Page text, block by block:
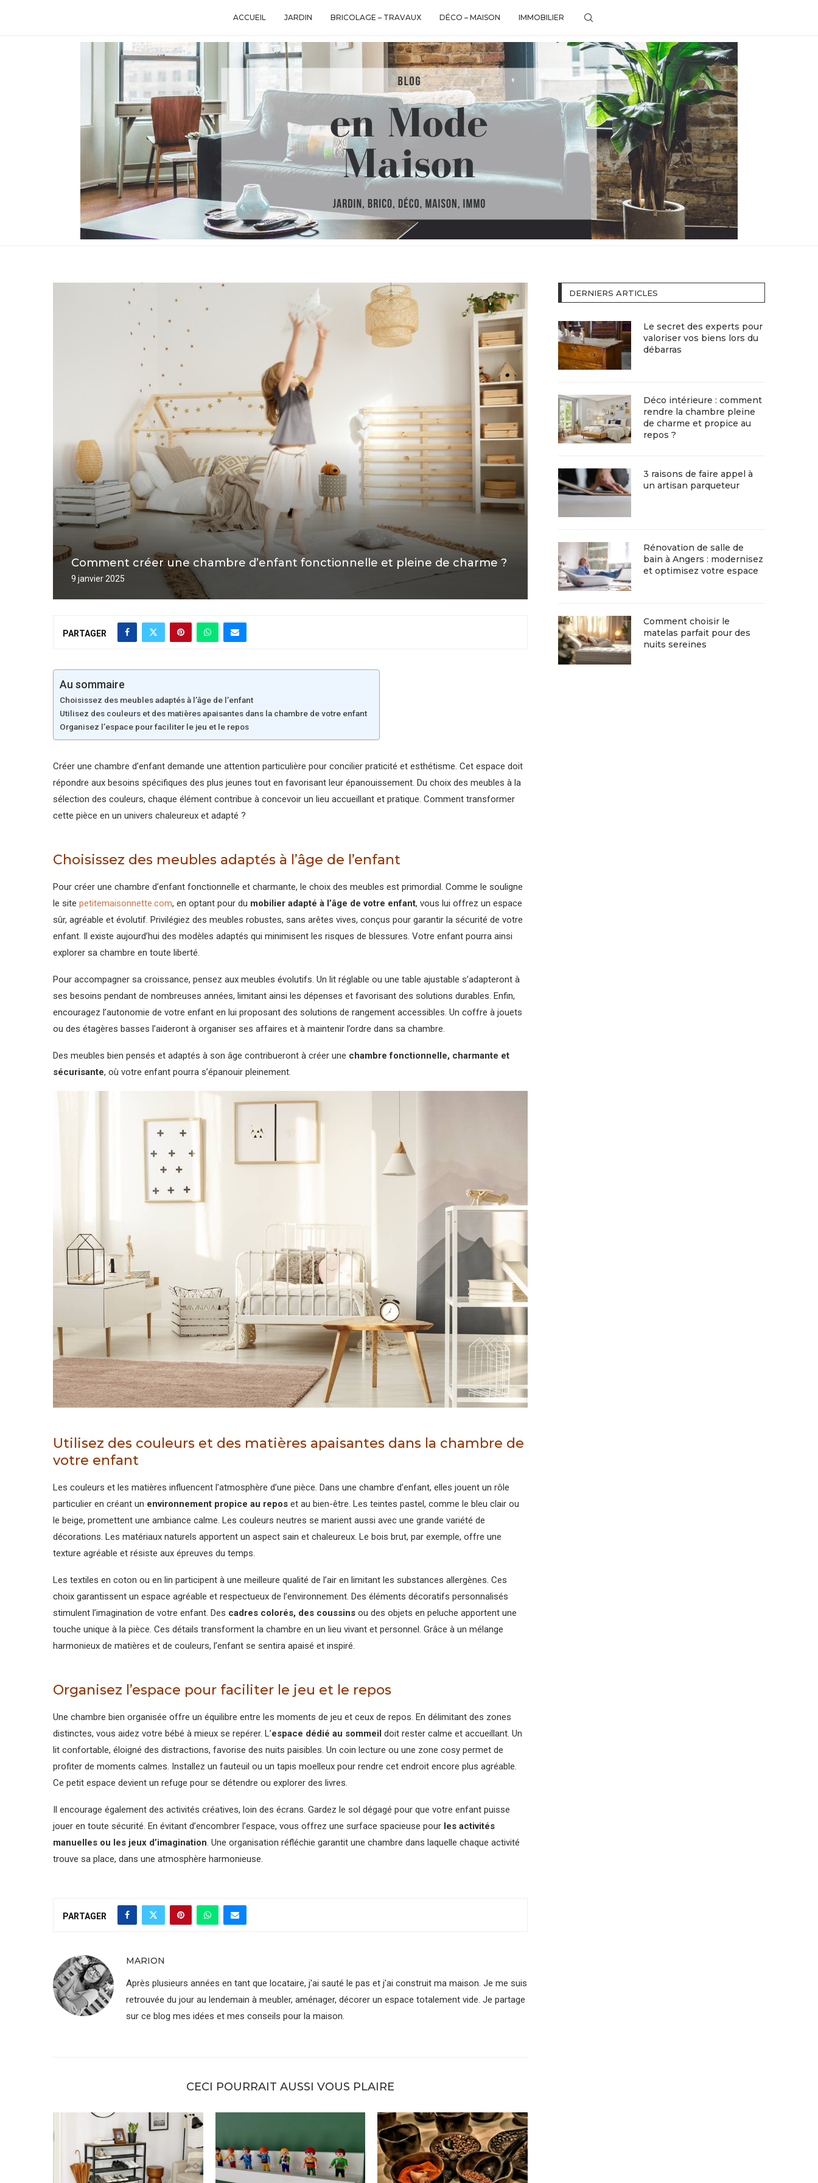
ACCUEIL JARDIN BRICOLAGE – TRAVAUX DÉCO – MAISON IMMOBILIER
Comment créer une chambre d’enfant fonctionnelle et pleine de charme ?
9 janvier 2025
PARTAGER
Au sommaire
Choisissez des meubles adaptés à l’âge de l’enfant
Utilisez des couleurs et des matières apaisantes dans la chambre de votre enfant
Organisez l’espace pour faciliter le jeu et le repos
Créer une chambre d’enfant demande une attention particulière pour concilier praticité et esthétisme. Cet espace doit
répondre aux besoins spécifiques des plus jeunes tout en favorisant leur épanouissement. Du choix des meubles à la
sélection des couleurs, chaque élément contribue à concevoir un lieu accueillant et pratique. Comment transformer
cette pièce en un univers chaleureux et adapté ?
Choisissez des meubles adaptés à l’âge de l’enfant
Pour créer une chambre d’enfant fonctionnelle et charmante, le choix des meubles est primordial. Comme le souligne
le site petitemaisonnette.com, en optant pour du mobilier adapté à l’âge de votre enfant, vous lui offrez un espace
sûr, agréable et évolutif. Privilégiez des meubles robustes, sans arêtes vives, conçus pour garantir la sécurité de votre
enfant. Il existe aujourd’hui des modèles adaptés qui minimisent les risques de blessures. Votre enfant pourra ainsi
explorer sa chambre en toute liberté.
Pour accompagner sa croissance, pensez aux meubles évolutifs. Un lit réglable ou une table ajustable s’adapteront à
ses besoins pendant de nombreuses années, limitant ainsi les dépenses et favorisant des solutions durables. Enfin,
encouragez l’autonomie de votre enfant en lui proposant des solutions de rangement accessibles. Un coffre à jouets
ou des étagères basses l’aideront à organiser ses affaires et à maintenir l’ordre dans sa chambre.
Des meubles bien pensés et adaptés à son âge contribueront à créer une chambre fonctionnelle, charmante et
sécurisante, où votre enfant pourra s’épanouir pleinement.
Utilisez des couleurs et des matières apaisantes dans la chambre de
votre enfant
Les couleurs et les matières influencent l’atmosphère d’une pièce. Dans une chambre d’enfant, elles jouent un rôle
particulier en créant un environnement propice au repos et au bien-être. Les teintes pastel, comme le bleu clair ou
le beige, promettent une ambiance calme. Les couleurs neutres se marient aussi avec une grande variété de
décorations. Les matériaux naturels apportent un aspect sain et chaleureux. Le bois brut, par exemple, offre une
texture agréable et résiste aux épreuves du temps.
Les textiles en coton ou en lin participent à une meilleure qualité de l’air en limitant les substances allergènes. Ces
choix garantissent un espace agréable et respectueux de l’environnement. Des éléments décoratifs personnalisés
stimulent l’imagination de votre enfant. Des cadres colorés, des coussins ou des objets en peluche apportent une
touche unique à la pièce. Ces détails transforment la chambre en un lieu vivant et personnel. Grâce à un mélange
harmonieux de matières et de couleurs, l’enfant se sentira apaisé et inspiré.
Organisez l’espace pour faciliter le jeu et le repos
Une chambre bien organisée offre un équilibre entre les moments de jeu et ceux de repos. En délimitant des zones
distinctes, vous aidez votre bébé à mieux se repérer. L’espace dédié au sommeil doit rester calme et accueillant. Un
lit confortable, éloigné des distractions, favorise des nuits paisibles. Un coin lecture ou une zone cosy permet de
profiter de moments calmes. Installez un fauteuil ou un tapis moelleux pour rendre cet endroit encore plus agréable.
Ce petit espace devient un refuge pour se détendre ou explorer des livres.
Il encourage également des activités créatives, loin des écrans. Gardez le sol dégagé pour que votre enfant puisse
jouer en toute sécurité. En évitant d’encombrer l’espace, vous offrez une surface spacieuse pour les activités
manuelles ou les jeux d’imagination. Une organisation réfléchie garantit une chambre dans laquelle chaque activité
trouve sa place, dans une atmosphère harmonieuse.
PARTAGER
MARION
Après plusieurs années en tant que locataire, j'ai sauté le pas et j'ai construit ma maison. Je me suis
retrouvée du jour au lendemain à meubler, aménager, décorer un espace totalement vide. Je partage
sur ce blog mes idées et mes conseils pour la maison.
CECI POURRAIT AUSSI VOUS PLAIRE
DERNIERS ARTICLES
Le secret des experts pour
valoriser vos biens lors du
débarras
Déco intérieure : comment
rendre la chambre pleine
de charme et propice au
repos ?
3 raisons de faire appel à
un artisan parqueteur
Rénovation de salle de
bain à Angers : modernisez
et optimisez votre espace
Comment choisir le
matelas parfait pour des
nuits sereines